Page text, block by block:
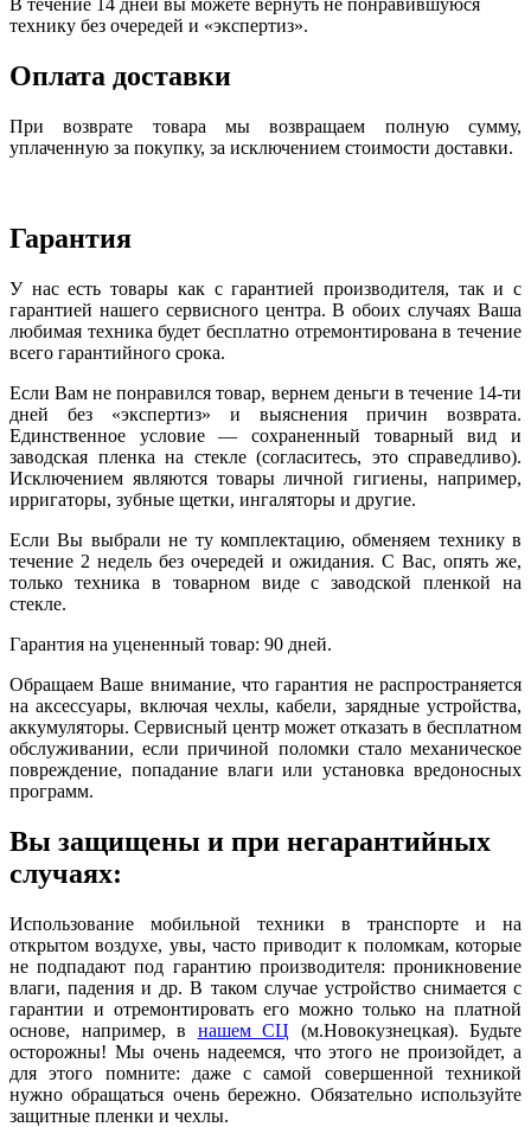
В течение 14 дней вы можете вернуть не понравившуюся
технику без очередей и «экспертиз».
Оплата доставки
При возврате товара мы возвращаем полную сумму,
уплаченную за покупку, за исключением стоимости доставки.
Гарантия
У нас есть товары как с гарантией производителя, так и с
гарантией нашего сервисного центра. В обоих случаях Ваша
любимая техника будет бесплатно отремонтирована в течение
всего гарантийного срока.
Если Вам не понравился товар, вернем деньги в течение 14-ти
дней без «экспертиз» и выяснения причин возврата.
Единственное условие — сохраненный товарный вид и
заводская пленка на стекле (согласитесь, это справедливо).
Исключением являются товары личной гигиены, например,
ирригаторы, зубные щетки, ингаляторы и другие.
Если Вы выбрали не ту комплектацию, обменяем технику в
течение 2 недель без очередей и ожидания. С Вас, опять же,
только техника в товарном виде с заводской пленкой на
стекле.
Гарантия на уцененный товар: 90 дней.
Обращаем Ваше внимание, что гарантия не распространяется
на аксессуары, включая чехлы, кабели, зарядные устройства,
аккумуляторы. Сервисный центр может отказать в бесплатном
обслуживании, если причиной поломки стало механическое
повреждение, попадание влаги или установка вредоносных
программ.
Вы защищены и при негарантийных
случаях:
Использование мобильной техники в транспорте и на
открытом воздухе, увы, часто приводит к поломкам, которые
не подпадают под гарантию производителя: проникновение
влаги, падения и др. В таком случае устройство снимается с
гарантии и отремонтировать его можно только на платной
основе, например, в нашем СЦ (м.Новокузнецкая). Будьте
осторожны! Мы очень надеемся, что этого не произойдет, а
для этого помните: даже с самой совершенной техникой
нужно обращаться очень бережно. Обязательно используйте
защитные пленки и чехлы.